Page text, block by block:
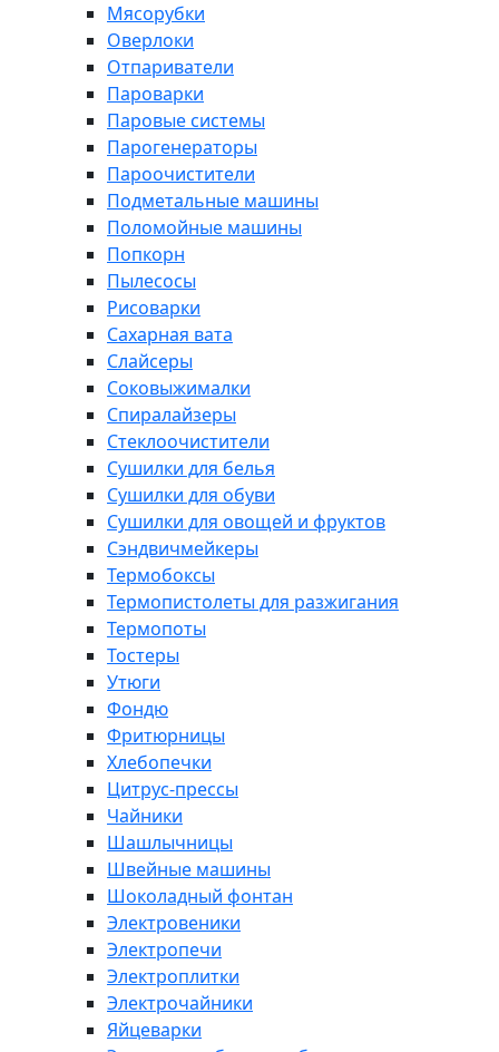
Мясорубки
Оверлоки
Отпариватели
Пароварки
Паровые системы
Парогенераторы
Пароочистители
Подметальные машины
Поломойные машины
Попкорн
Пылесосы
Рисоварки
Сахарная вата
Слайсеры
Соковыжималки
Спиралайзеры
Стеклоочистители
Сушилки для белья
Сушилки для обуви
Сушилки для овощей и фруктов
Сэндвичмейкеры
Термобоксы
Термопистолеты для разжигания
Термопоты
Тостеры
Утюги
Фондю
Фритюрницы
Хлебопечки
Цитрус-прессы
Чайники
Шашлычницы
Швейные машины
Шоколадный фонтан
Электровеники
Электропечи
Электроплитки
Электрочайники
Яйцеварки